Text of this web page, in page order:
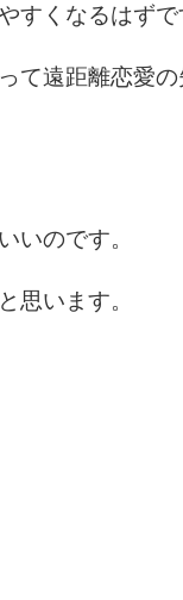
すくなるはずで
て遠距離恋愛の
いのです。
思います。